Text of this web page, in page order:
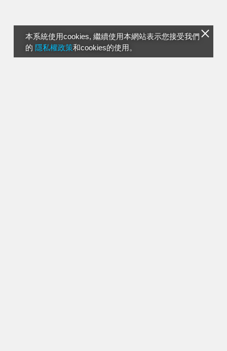
本系統使用cookies, 繼續使用本網站表示您接受我們
的 隱私權政策和cookies的使用。